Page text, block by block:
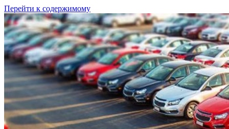
Перейти к содержимому